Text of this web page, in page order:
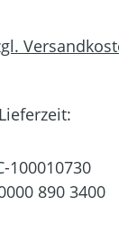
100010730
890 3400